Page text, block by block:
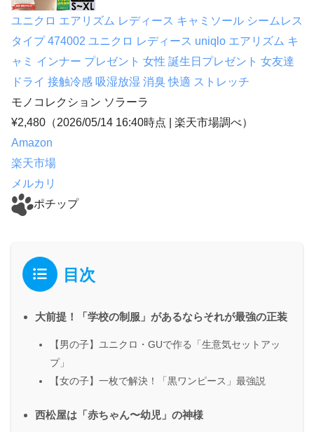
ユニクロ エアリズム レディース キャミソール シームレス
タイプ 474002 ユニクロ レディース uniqlo エアリズム キ
ャミ インナー プレゼント 女性 誕生日プレゼント 女友達
ドライ 接触冷感 吸湿放湿 消臭 快適 ストレッチ
モノコレクション ソラーラ
¥2,480 （2026/05/14 16:40時点 | 楽天市場調べ）
Amazon
楽天市場
メルカリ
ポチップ
目次
大前提！「学校の制服」があるならそれが最強の正装
【男の子】ユニクロ・GUで作る「生意気セットアッ
プ」
【女の子】一枚で解決！「黒ワンピース」最強説
西松屋は「赤ちゃん〜幼児」の神様